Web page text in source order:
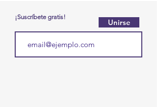
¡Suscríbete gratis!
Unirse